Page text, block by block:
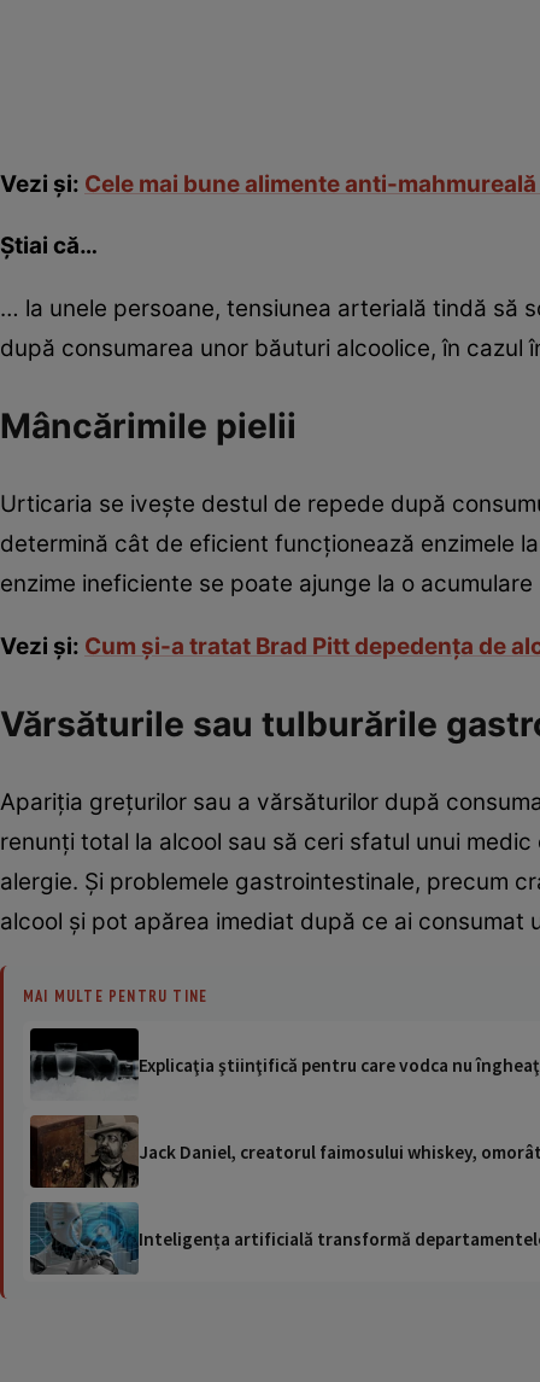
Vezi și: Cele mai bune alimente anti-
Ştiai că…
… la unele persoane, tensiunea arterială tindă să
după consumarea unor băuturi alcoolice, în cazul
Mâncărimile pielii
Urticaria se iveşte destul de repede după
determină cât de eficient funcționează enzimele
enzime ineficiente se poate ajunge la o
Vezi și: Cum și-a tratat Brad Pitt depedența de
Vărsăturile sau tulburările
Apariția greţurilor sau a vărsăturilor după
renunţi total la alcool sau să ceri sfatul unui
alergie. Şi problemele gastrointestinale, precum
alcool și pot apărea imediat după ce ai
MAI MULTE PENTRU TINE
Explicaţia ştiinţifică pentru care vodca nu
Jack Daniel, creatorul faimosului whiskey,
Inteligența artificială transformă